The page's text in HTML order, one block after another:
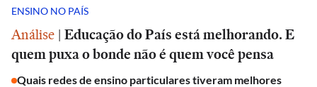
ENSINO NO PAÍS
Análise | Educação do País está melhorando. E
quem puxa o bonde não é quem você pensa
Quais redes de ensino particulares tiveram melhores